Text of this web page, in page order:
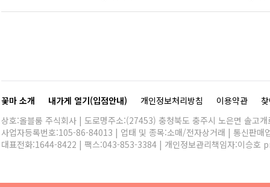
꽃마 소개 내가게 열기(입점안내) 개인정보처리방침 이용약관
상호:올블룸 주식회사 | 도로명주소:(27453) 충청북도 충주시 노은면 솔고
사업자등록번호:105-86-84013 | 업태 및 종목:소매/전자상거래 | 통신판매
대표전화:1644-8422 | 팩스:043-853-3384 | 개인정보관리책임자:이승호